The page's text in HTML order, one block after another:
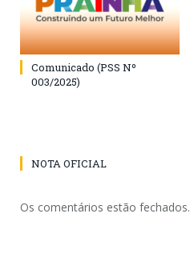
Comunicado (PSS Nº
003/2025)
NOTA OFICIAL
Os comentários estão fechados.